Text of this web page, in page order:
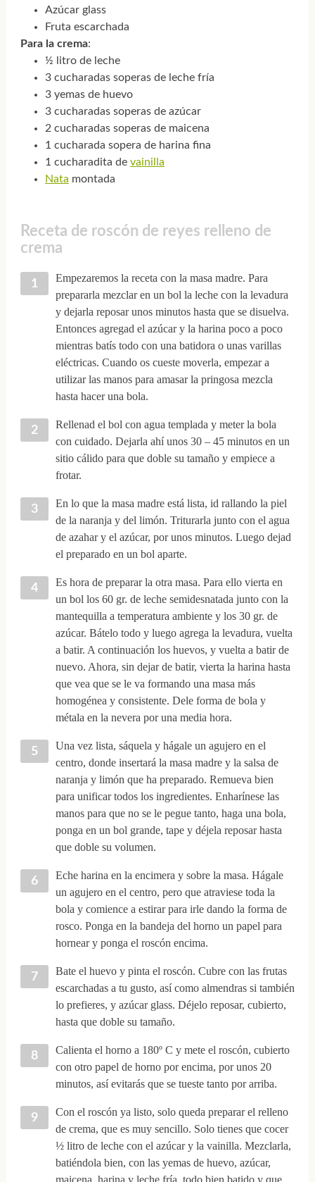
Azúcar glass
Fruta escarchada
Para la crema:
½ litro de leche
3 cucharadas soperas de leche fría
3 yemas de huevo
3 cucharadas soperas de azúcar
2 cucharadas soperas de maicena
1 cucharada sopera de harina fina
1 cucharadita de vainilla
Nata montada
Receta de roscón de reyes relleno de
crema
Empezaremos la receta con la masa madre. Para
prepararla mezclar en un bol la leche con la levadura
y dejarla reposar unos minutos hasta que se disuelva.
Entonces agregad el azúcar y la harina poco a poco
mientras batís todo con una batidora o unas varillas
eléctricas. Cuando os cueste moverla, empezar a
utilizar las manos para amasar la pringosa mezcla
hasta hacer una bola.
Rellenad el bol con agua templada y meter la bola
con cuidado. Dejarla ahí unos 30 – 45 minutos en un
sitio cálido para que doble su tamaño y empiece a
frotar.
En lo que la masa madre está lista, id rallando la piel
de la naranja y del limón. Triturarla junto con el agua
de azahar y el azúcar, por unos minutos. Luego dejad
el preparado en un bol aparte.
Es hora de preparar la otra masa. Para ello vierta en
un bol los 60 gr. de leche semidesnatada junto con la
mantequilla a temperatura ambiente y los 30 gr. de
azúcar. Bátelo todo y luego agrega la levadura, vuelta
a batir. A continuación los huevos, y vuelta a batir de
nuevo. Ahora, sin dejar de batir, vierta la harina hasta
que vea que se le va formando una masa más
homogénea y consistente. Dele forma de bola y
métala en la nevera por una media hora.
Una vez lista, sáquela y hágale un agujero en el
centro, donde insertará la masa madre y la salsa de
naranja y limón que ha preparado. Remueva bien
para unificar todos los ingredientes. Enharínese las
manos para que no se le pegue tanto, haga una bola,
ponga en un bol grande, tape y déjela reposar hasta
que doble su volumen.
Eche harina en la encimera y sobre la masa. Hágale
un agujero en el centro, pero que atraviese toda la
bola y comience a estirar para irle dando la forma de
rosco. Ponga en la bandeja del horno un papel para
hornear y ponga el roscón encima.
Bate el huevo y pinta el roscón. Cubre con las frutas
escarchadas a tu gusto, así como almendras si también
lo prefieres, y azúcar glass. Déjelo reposar, cubierto,
hasta que doble su tamaño.
Calienta el horno a 180º C y mete el roscón, cubierto
con otro papel de horno por encima, por unos 20
minutos, así evitarás que se tueste tanto por arriba.
Con el roscón ya listo, solo queda preparar el relleno
de crema, que es muy sencillo. Solo tienes que cocer
½ litro de leche con el azúcar y la vainilla. Mezclarla,
batiéndola bien, con las yemas de huevo, azúcar,
maicena, harina y leche fría, todo bien batido y que